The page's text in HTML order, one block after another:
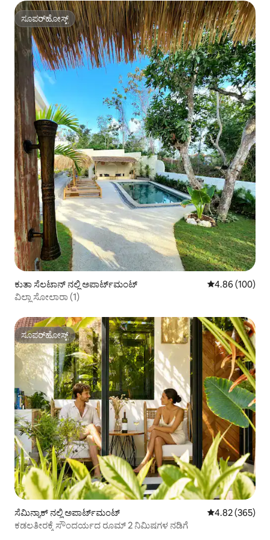
ಸೂಪರ್‌ಹೋಸ್ಟ್
ಸೂಪರ್‌ಹೋಸ್ಟ್
ಕುತಾ ಸೆಲಟಾನ್ ನಲ್ಲಿ ಅಪಾರ್ಟ್‌ಮಂಟ್ 5 ರಲ್ಲಿ 4.86
4.86 (100)
ವಿಲ್ಲಾ ಸೋಲಾರಾ (1)
ಸೂಪರ್‌ಹೋಸ್ಟ್
ಸೂಪರ್‌ಹೋಸ್ಟ್
ಸೆಮಿನ್ಯಾಕ್ ನಲ್ಲಿ ಅಪಾರ್ಟ್‌ಮಂಟ್ 5 ರಲ್ಲಿ 4.82
4.82 (365)
ಕಡಲತೀರಕ್ಕೆ ಸೌಂದರ್ಯದ ರೂಮ್ 2 ನಿಮಿಷಗಳ ನಡಿಗೆ